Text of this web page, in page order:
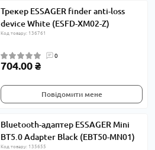
Трекер ESSAGER finder anti-loss
device White (ESFD-XM02-Z)
Код товару: 136761
0
704.00 ₴
Повідомити мене
Bluetooth-адаптер ESSAGER Mini
BT5.0 Adapter Black (EBT50-MN01)
Код товару: 135655